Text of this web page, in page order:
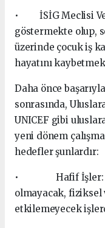
• İSİG Meclisi
göstermekte olup,
üzerinde çocuk iş
hayatını
Daha önce
sonrasında,
UNICEF gibi
yeni dönem
hedefler şunlardır:
• Hafif İşler:
olmayacak,
etkilemeyecek